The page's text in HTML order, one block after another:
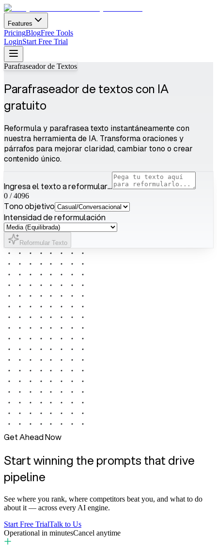
Features
PricingBlogFree Tools
LoginStart Free Trial
Parafraseador de Textos
Parafraseador de textos con IA
gratuito
Reformula y parafrasea texto instantáneamente con
nuestra herramienta de IA. Transforma oraciones y
párrafos para mejorar claridad, cambiar tono o crear
contenido único.
Ingresa el texto a reformular...
0 /4096
Tono objetivo
Intensidad de reformulación
Reformular Texto
Get Ahead Now
Start winning the prompts that drive
pipeline
See where you rank, where competitors beat you, and what to do
about it — across every AI engine.
Start Free TrialTalk to Us
Operational in minutesCancel anytime